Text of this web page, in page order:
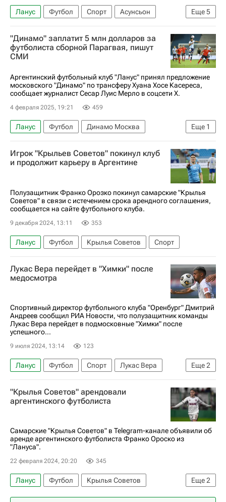
Еще5
Ланус Футбол Спорт
Асунсьон
Аргентина
Халк
Хорхе Сампаоли
Атлетико Минейро
Зенит
"Динамо" заплатит 5 млн долларов за
футболиста сборной Парагвая, пишут
СМИ
Аргентинский футбольный клуб "Ланус" принял предложение
московского "Динамо" по трансферу Хуана Хосе Касереса,
сообщает журналист Сесар Луис Мерло в соцсети Х.
4 февраля 2025, 19:21 459
Еще 1
Ланус Футбол
Динамо Москва
Трансферы в РПЛ
Игрок "Крыльев Советов" покинул клуб
и продолжит карьеру в Аргентине
Полузащитник Франко Орозко покинул самарские "Крылья
Советов" в связи с истечением срока арендного соглашения,
сообщается на сайте футбольного клуба.
9 декабря 2024, 13:11 353
Ланус Футбол Крылья Советов Спорт
Лукас Вера перейдет в "Химки" после
медосмотра
Спортивный директор футбольного клуба "Оренбург" Дмитрий
Андреев сообщил РИА Новости, что полузащитник команды
Лукас Вера перейдет в подмосковные "Химки" после
успешного...
9 июля 2024, 13:14 123
Еще2
Ланус Футбол Спорт
Лукас Вера
Химки
Оренбург
"Крылья Советов" арендовали
аргентинского футболиста
Самарские "Крылья Советов" в Telegram-канале объявили об
аренде аргентинского футболиста Франко Ороско из
"Лануса".
22 февраля 2024, 20:20 345
Еще2
Ланус Футбол
Крылья Советов
РПЛ 2026-2027 (Чемпионат России по футболу)